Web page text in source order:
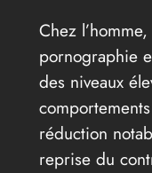
Chez
pornographie
des niveaux
réduction
reprise du